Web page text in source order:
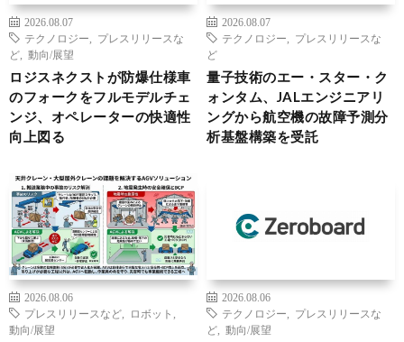
2026.08.07
テクノロジー
プレスリリースな
ど
動向/展望
ロジスネクストが防爆仕様車
のフォークをフルモデルチェ
ンジ、オペレーターの快適性
向上図る
2026.08.07
テクノロジー
プレスリリースな
ど
量子技術のエー・スター・ク
ォンタム、JALエンジニアリ
ングから航空機の故障予測分
析基盤構築を受託
2026.08.06
プレスリリースなど
ロボット
動向/展望
2026.08.06
テクノロジー
プレスリリースな
ど
動向/展望